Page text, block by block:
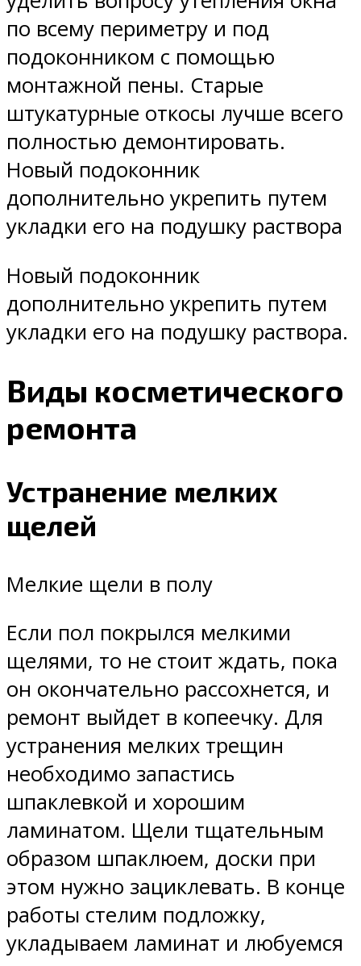
по всему периметру и под
подоконником с помощью
монтажной пены. Старые
штукатурные откосы лучше всего
полностью демонтировать.
Новый подоконник
дополнительно укрепить путем
укладки его на подушку раствора
Новый подоконник
дополнительно укрепить путем
укладки его на подушку раствора.
Виды косметического
ремонта
Устранение мелких
щелей
Мелкие щели в полу
Если пол покрылся мелкими
щелями, то не стоит ждать, пока
он окончательно рассохнется, и
ремонт выйдет в копеечку. Для
устранения мелких трещин
необходимо запастись
шпаклевкой и хорошим
ламинатом. Щели тщательным
образом шпаклюем, доски при
этом нужно зациклевать. В конце
работы стелим подложку,
укладываем ламинат и любуемся